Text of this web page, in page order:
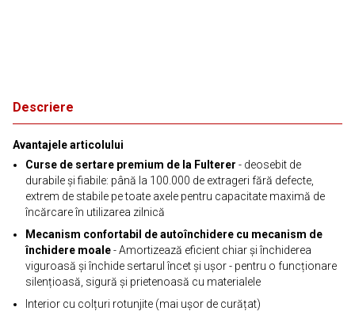
Descriere
Avantajele articolului
Curse de sertare premium de la Fulterer - deosebit de
durabile și fiabile: până la 100.000 de extrageri fără defecte,
extrem de stabile pe toate axele pentru capacitate maximă de
încărcare în utilizarea zilnică
Mecanism confortabil de autoînchidere cu mecanism de
închidere moale- Amortizează eficient chiar și închiderea
viguroasă și închide sertarul încet și ușor - pentru o funcționare
silențioasă, sigură și prietenoasă cu materialele
Interior cu colțuri rotunjite (mai ușor de curățat)